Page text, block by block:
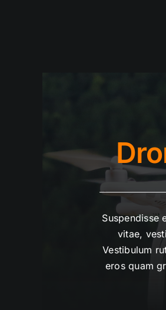
Suspendisse
vitae,
Vestibulum
eros quam